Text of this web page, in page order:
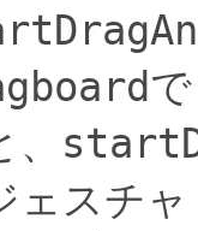
ェスチ